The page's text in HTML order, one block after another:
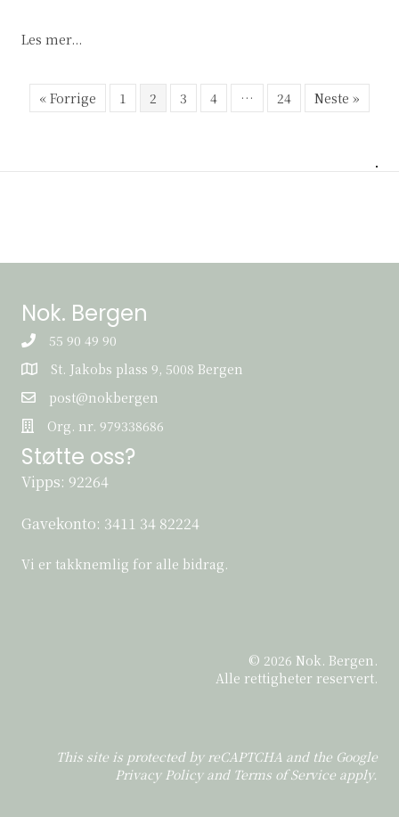
Les mer...
« Forrige 1 2 3 4 … 24 Neste »
Nok. Bergen
55 90 49 90
St. Jakobs plass 9, 5008 Bergen
St. Jakobs plass 9, 5008 Bergen
post@nokbergen
post@nokbergen
Org. nr. 979338686
Org. nr. 979338686
Støtte oss?
Vipps: 92264
Gavekonto: 3411 34 82224
Vi er takknemlig for alle bidrag.
© 2026 Nok. Bergen.
Alle rettigheter reservert.
This site is protected by reCAPTCHA and the Google
Privacy Policyand Terms of Service apply.